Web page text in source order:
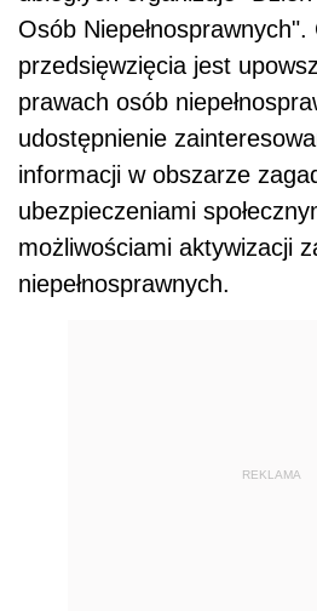
Osób Niepełnosprawnych".
przedsięwzięcia jest
prawach osób
udostępnienie
informacji w obszarze
ubezpieczeniami
możliwościami aktywizacji
niepełnosprawnych.
REKLAMA